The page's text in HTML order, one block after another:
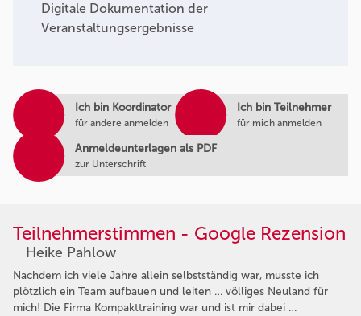
Ich bin Koordinator
für andere anmelden
Ich bin Teilnehmer
für mich anmelden
Anmeldeunterlagen als PDF
zur Unterschrift
Digitale Dokumentation der
Veranstaltungsergebnisse
Teilnehmerstimmen - Google Rezension
Heike Pahlow
Nachdem ich viele Jahre allein selbstständig war, musste ich
plötzlich ein Team aufbauen und leiten … völliges Neuland für
mich! Die Firma Kompakttraining war und ist mir dabei …